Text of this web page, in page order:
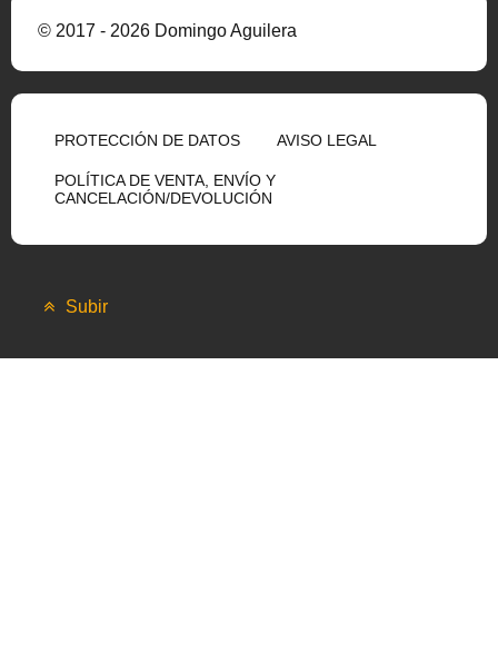
© 2017 - 2026 Domingo Aguilera
PROTECCIÓN DE DATOS AVISO LEGAL
POLÍTICA DE VENTA, ENVÍO Y
CANCELACIÓN/DEVOLUCIÓN
Subir